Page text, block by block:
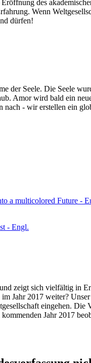
des
Wenn
dürfen!
der Seele. Die Seele
Amor wird bald ein
- wir erstellen ein
a multicolored Future -
- Engl.
zeigt sich vielfältig in
Jahr 2017 weiter?
eingehen. Die
Jahr 2017